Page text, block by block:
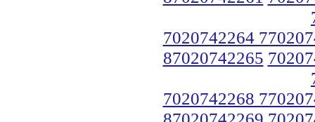
7020742264
87020742265
7020742268